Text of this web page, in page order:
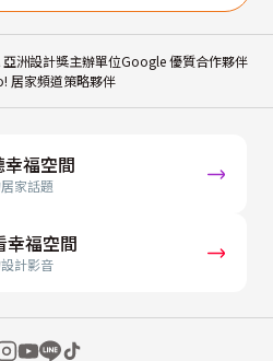
亞洲設計獎主辦單位Google 優質合作夥伴
居家頻道策略夥伴
福空間
家話題
幸福空間
計影音